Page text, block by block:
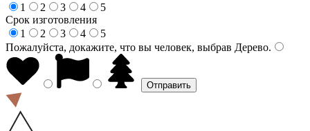
1
2 3 4
5
Срок изготовления
1
2 3 4
5
Пожалуйста, докажите, что вы человек, выбрав Дерево.